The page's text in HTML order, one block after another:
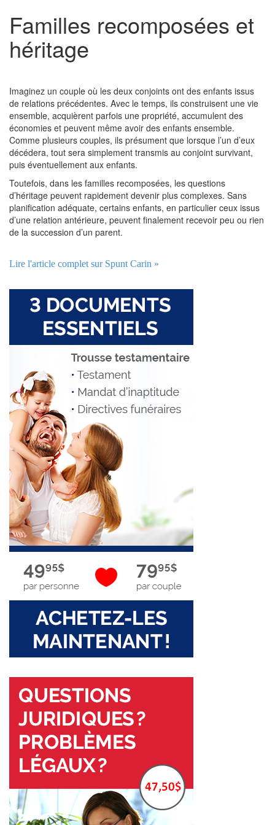
Familles recomposées et
héritage
Imaginez un couple où les deux conjoints ont des enfants issus
de relations précédentes. Avec le temps, ils construisent une vie
ensemble, acquièrent parfois une propriété, accumulent des
économies et peuvent même avoir des enfants ensemble.
Comme plusieurs couples, ils présument que lorsque l’un d’eux
décédera, tout sera simplement transmis au conjoint survivant,
puis éventuellement aux enfants.
Toutefois, dans les familles recomposées, les questions
d’héritage peuvent rapidement devenir plus complexes. Sans
planification adéquate, certains enfants, en particulier ceux issus
d’une relation antérieure, peuvent finalement recevoir peu ou rien
de la succession d’un parent.
Lire l'article complet sur Spunt Carin »